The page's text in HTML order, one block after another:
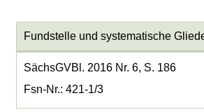
Fundstelle und systematische
SächsGVBl. 2016 Nr. 6, S. 186
Fsn-Nr.: 421-1/3